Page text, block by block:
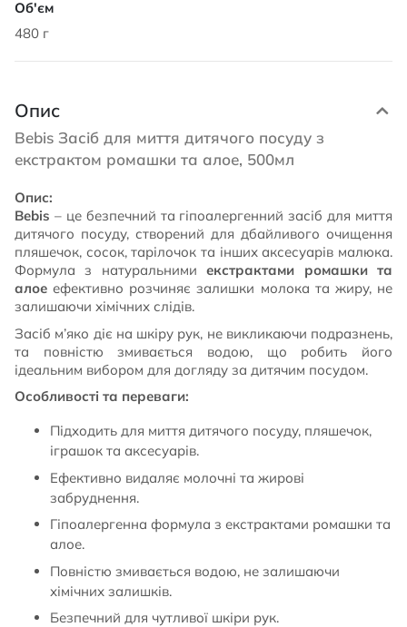
480 г
Опис
Bebis Засіб для миття дитячого посуду з
екстрактом ромашки та алое, 500мл
Опис:
Bebis – це безпечний та гіпоалергенний засіб для миття
дитячого посуду, створений для дбайливого очищення
пляшечок, сосок, тарілочок та інших аксесуарів малюка.
Формула з натуральнимиекстрактами ромашки та
алое ефективно розчиняє залишки молока та жиру, не
залишаючи хімічних слідів.
Засіб м’яко діє на шкіру рук, не викликаючи подразнень,
та повністю змивається водою, що робить його
ідеальним вибором для догляду за дитячим посудом.
Особливості та переваги:
Підходить для миття дитячого посуду, пляшечок,
іграшок та аксесуарів.
Ефективно видаляє молочні та жирові
забруднення.
Гіпоалергенна формула з екстрактами ромашки та
алое.
Повністю змивається водою, не залишаючи
хімічних залишків.
Безпечний для чутливої шкіри рук.